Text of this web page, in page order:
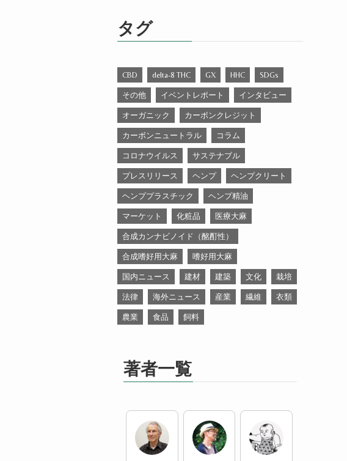
ー
タグ
CBD delta-8 THC GX HHC SDGs
その他 イベントレポート インタビュー
オーガニック カーボンクレジット
カーボンニュートラル コラム
コロナウイルス サステナブル
プレスリリース ヘンプ ヘンプクリート
ヘンププラスチック ヘンプ精油
マーケット 化粧品 医療大麻
合成カンナビノイド（酩酊性）
合成嗜好用大麻 嗜好用大麻
国内ニュース 建材 建築 文化 栽培
法律 海外ニュース 産業 繊維 衣類
農業 食品 飼料
著者一覧